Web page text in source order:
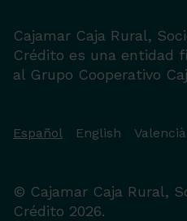
Cajamar Caja Rural,
Crédito es una entidad
al Grupo Cooperativo
Español English Valencià
© Cajamar Caja Rural,
Crédito 2026.